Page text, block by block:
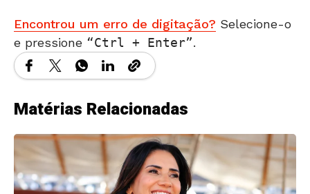
Encontrou um erro de digitação? Selecione-o
e pressione
Ctrl + Enter .
Matérias Relacionadas